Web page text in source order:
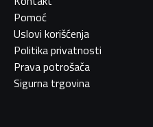
Pomoć
Uslovi korišćenja
Politika privatnosti
Prava potrošača
Sigurna trgovina